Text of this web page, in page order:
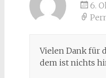
6.
Vielen Dank für
dem ist nichts